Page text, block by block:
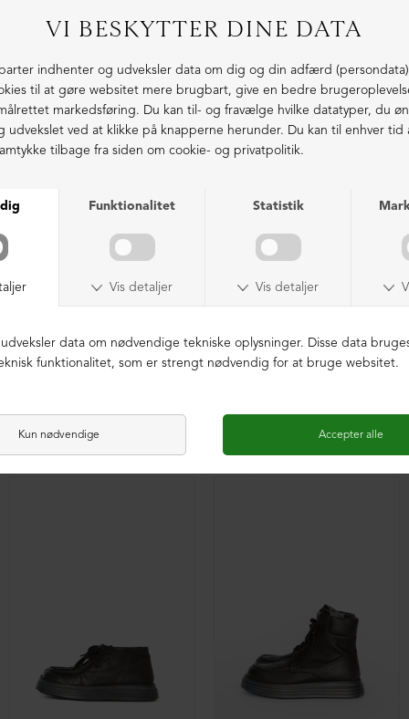
LIGNENDE PRODUKTER
DKK 1.499,00
DKK 2.199,00
DKK 1.499,00
DKK 2.199,00